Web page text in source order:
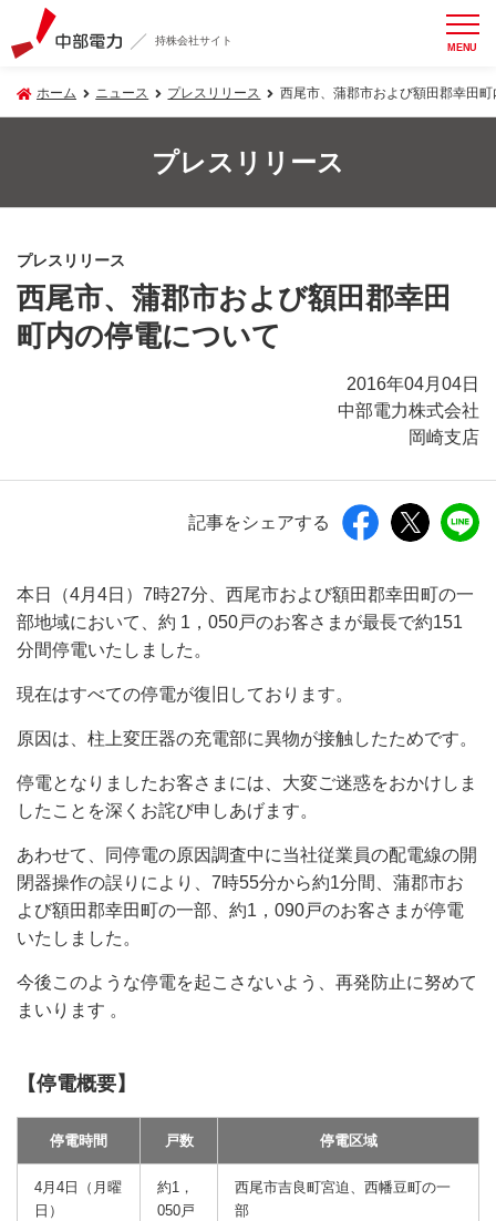
持株会社サイト MENU
ホーム ニュース プレスリリース 西尾市、蒲郡市および額田郡幸田
プレスリリース
プレスリリース
西尾市、蒲郡市および額田郡幸田
町内の停電について
2016年04月04日
中部電力株式会社
岡崎支店
記事をシェアする
本日（4月4日）7時27分、西尾市および額田郡幸田町の一
部地域において、約 1，050戸のお客さまが最長で約151
分間停電いたしました。
現在はすべての停電が復旧しております。
原因は、柱上変圧器の充電部に異物が接触したためです。
停電となりましたお客さまには、大変ご迷惑をおかけしま
したことを深くお詫び申しあげます。
あわせて、同停電の原因調査中に当社従業員の配電線の開
閉器操作の誤りにより、7時55分から約1分間、蒲郡市お
よび額田郡幸田町の一部、約1，090戸のお客さまが停電
いたしました。
今後このような停電を起こさないよう、再発防止に努めて
まいります 。
【停電概要】
停電時間 戸数 停電区域
4月4日（月曜
日）
約1，
050戸
西尾市吉良町宮迫、西幡豆町の一
部